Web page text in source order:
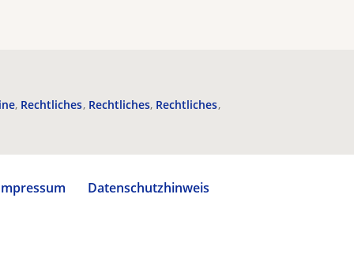
Rechtliches Rechtliches Rechtliches
Datenschutzhinweis